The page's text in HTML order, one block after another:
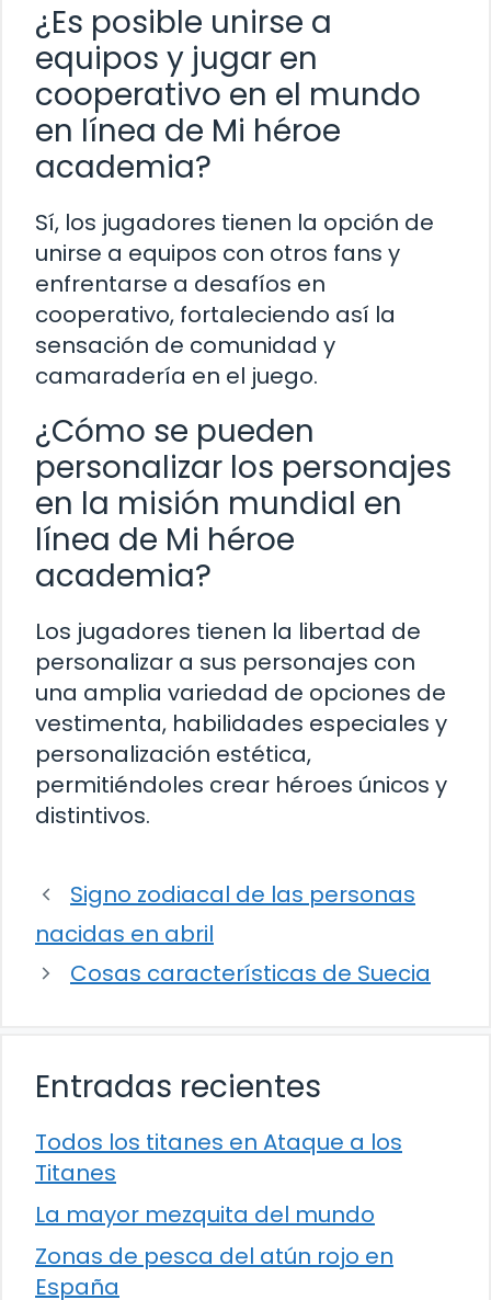
¿Es posible unirse a
equipos y jugar en
cooperativo en el mundo
en línea de Mi héroe
academia?
Sí, los jugadores tienen la opción de
unirse a equipos con otros fans y
enfrentarse a desafíos en
cooperativo, fortaleciendo así la
sensación de comunidad y
camaradería en el juego.
¿Cómo se pueden
personalizar los personajes
en la misión mundial en
línea de Mi héroe
academia?
Los jugadores tienen la libertad de
personalizar a sus personajes con
una amplia variedad de opciones de
vestimenta, habilidades especiales y
personalización estética,
permitiéndoles crear héroes únicos y
distintivos.
Signo zodiacal de las personas
nacidas en abril
Cosas características de Suecia
Entradas recientes
Todos los titanes en Ataque a los
Titanes
La mayor mezquita del mundo
Zonas de pesca del atún rojo en
España